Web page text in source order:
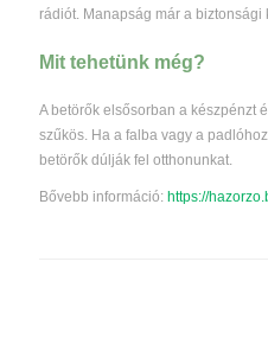
rádiót. Manapság már a
Mit tehetünk még?
A betörők elsősorban a készpénzt
szűkös. Ha a falba vagy a
betörők dúlják fel otthonunkat.
Bővebb információ: https://